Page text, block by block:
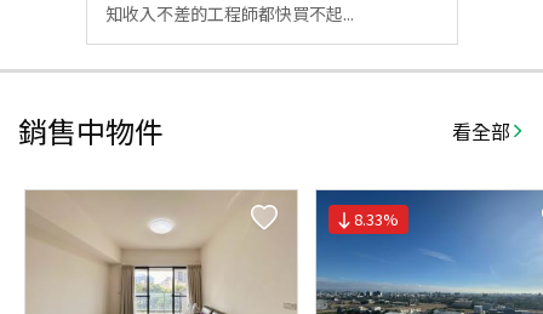
知收入不差的工程師都快買不起...
銷售中物件 看全部
8.33%